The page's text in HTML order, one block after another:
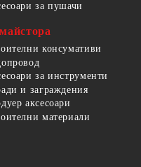
за пушачи
консумативи
за инструменти
и заграждения
аксесоари
материали